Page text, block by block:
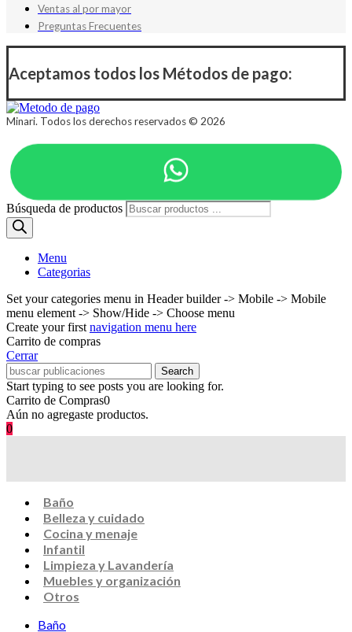
Ventas al por mayor
Preguntas Frecuentes
Aceptamos todos los Métodos de pago:
Minari. Todos los derechos reservados © 2026
Búsqueda de productos
Menu
Categorias
Set your categories menu in Header builder -> Mobile -> Mobile
menu element -> Show/Hide -> Choose menu
Create your first navigation menu here
Carrito de compras
Cerrar
Search
Start typing to see posts you are looking for.
Carrito de Compras0
Aún no agregaste productos.
0
Baño
Belleza y cuidado
Cocina y menaje
Infantil
Limpieza y Lavandería
Muebles y organización
Otros
Baño